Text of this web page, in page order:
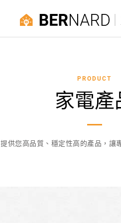
PRODUCT
家電產
提供您高品質、穩定性高的產品，讓